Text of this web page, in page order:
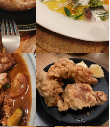
セージ
ンティブ＋決算賞与
入れられる職場です。
く教えてくれます。
の考え方や経営視点も学べま
つけ、仲間と一緒にホスピタ
う。
う。
ル 2F